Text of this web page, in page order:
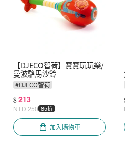
【DJECO智荷】寶寶玩玩樂/
曼波駱馬沙鈴
#DJECO智荷
$213
NTD250 85折
加入購物車